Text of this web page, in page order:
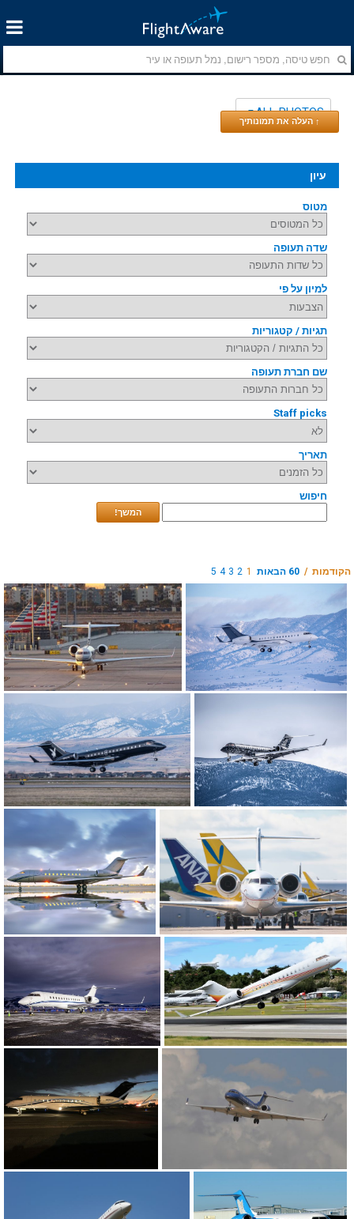
ALL PHOTOS
↑ העלה את תמונותיך
עיון
מטוס
שדה תעופה
למיון על פי
תגיות / קטגוריות
שם חברת תעופה
Staff picks
תאריך
חיפוש
המשך!
הקודמות /60 הבאות 2
3
4
5